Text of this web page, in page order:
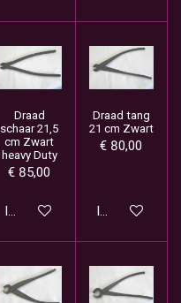
Draad
schaar 21,5
cm Zwart
heavy Duty
€ 85,00
In winkelwagen
Draad tang
21 cm Zwart
€ 80,00
In